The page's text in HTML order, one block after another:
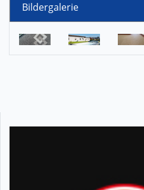
Bildergalerie